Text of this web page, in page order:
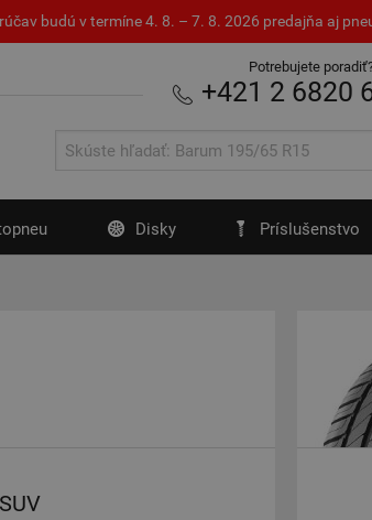
budú v termíne 4. 8. – 7. 8. 2026 predajňa aj
Potrebujete
+421 2 6820
Disky Príslušenstvo